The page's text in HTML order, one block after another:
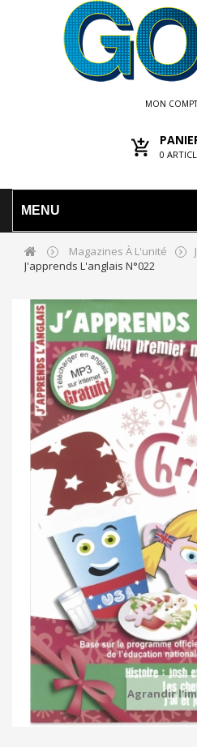
MON
0
MENU
Magazines À L'unité
J'apprends L'anglais N°022
Agrandir